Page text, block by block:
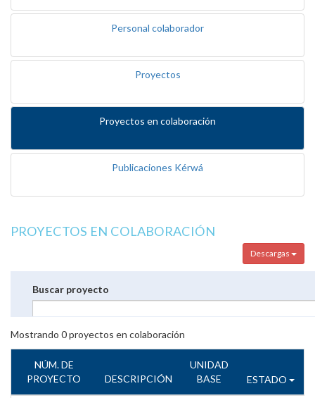
Personal colaborador
Proyectos
Proyectos en colaboración
Publicaciones Kérwá
PROYECTOS EN COLABORACIÓN
Descargas
Buscar proyecto
Mostrando 0proyectos en colaboración
NÚM. DE
PROYECTO
DESCRIPCIÓN
UNIDAD
BASE
ESTADO